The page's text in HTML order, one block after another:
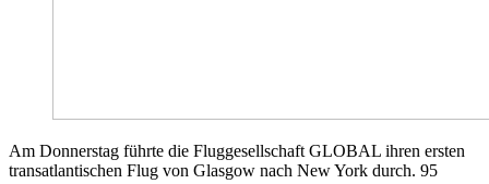
Am Donnerstag führte die Fluggesellschaft GLOBAL ihren ersten
transatlantischen Flug von Glasgow nach New York durch. 95